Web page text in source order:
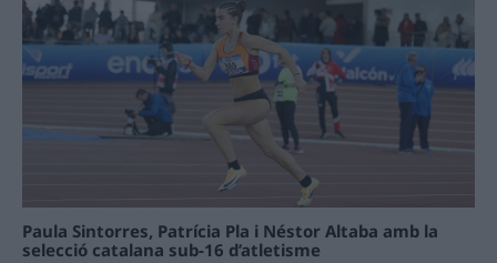
Paula Sintorres, Patrícia Pla i Néstor Altaba amb la
selecció catalana sub-16 d’atletisme